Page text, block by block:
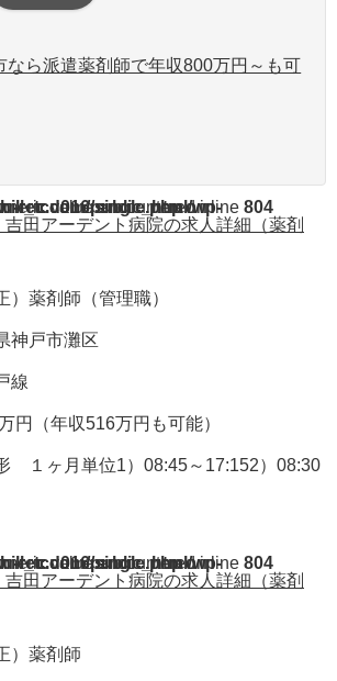
なら派遣薬剤師で年収800万円～も可
value encountered in
wp-content/themes/chill_tcd016/single.phpon line 804
吉田アーデント病院の求人詳細（薬剤
薬剤師（管理職）
神戸市灘区
線
円（年収516万円も可能）
１ヶ月単位1）08:45～17:152）08:30
value encountered in
wp-content/themes/chill_tcd016/single.phpon line 804
吉田アーデント病院の求人詳細（薬剤
）薬剤師